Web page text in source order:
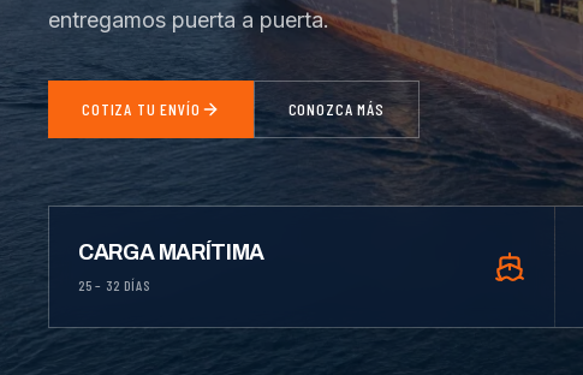
entregamos puerta a puerta.
COTIZA TU ENVÍO CONOZCA MÁS
CARGA MARÍTIMA
25 – 32 DÍAS